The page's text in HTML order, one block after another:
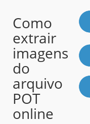
Como
extrair
imagens
do
arquivo
POT
online